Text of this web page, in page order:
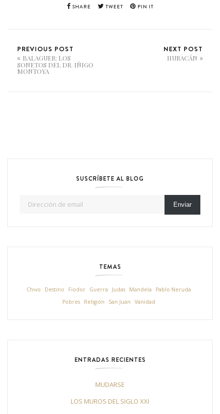
SHARE TWEET PIN IT
PREVIOUS POST
BALAGUER: LOS
SONETOS DEL DR. IÑIGO
MONTOYA
NEXT POST
HURACÁN
SUSCRÍBETE AL BLOG
Enviar
TEMAS
Chivo Destino Fiodor Guerra Judas Mandela
Pablo Neruda
Pobres
Religión San Juan Vanidad
ENTRADAS RECIENTES
MUDARSE
LOS MUROS DEL SIGLO XXI